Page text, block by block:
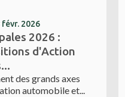
févr. 2026
2026 :
d'Action
des grands axes
automobile et...